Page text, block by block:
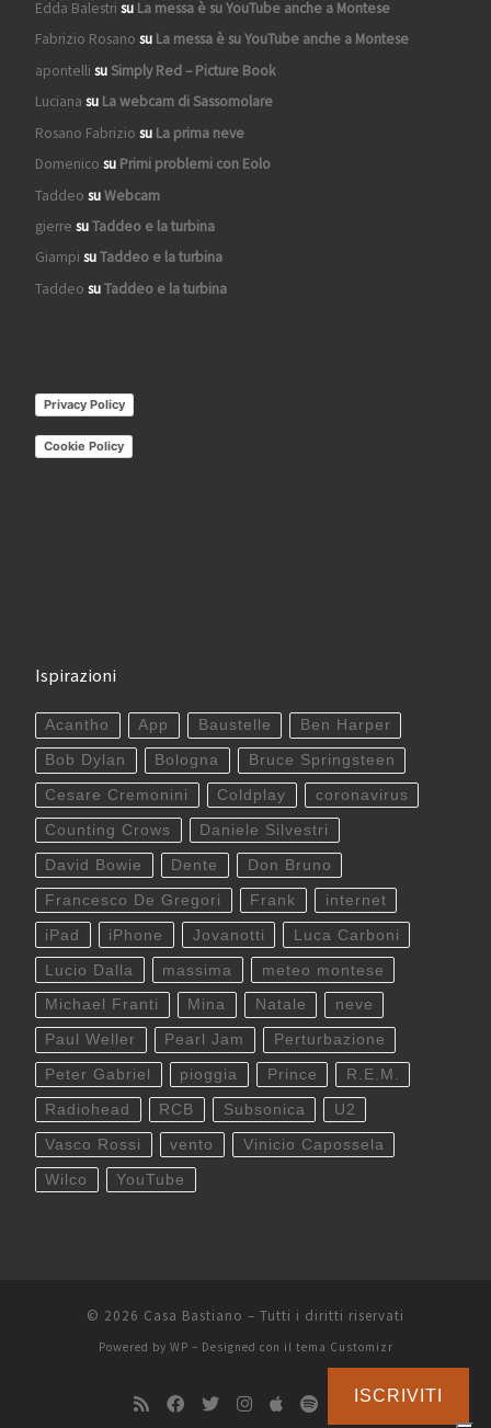
Edda Balestri su La messa è su YouTube anche a Montese
Fabrizio Rosano su La messa è su YouTube anche a Montese
apontelli suSimply Red – Picture Book
Luciana su La webcam di Sassomolare
Rosano Fabrizio su La prima neve
Domenico su Primi problemi con Eolo
Taddeo suWebcam
gierre suTaddeo e la turbina
Giampi suTaddeo e la turbina
Taddeo suTaddeo e la turbina
Privacy Policy
Cookie Policy
Ispirazioni
Acantho App Baustelle Ben Harper
Bob Dylan Bologna Bruce Springsteen
Cesare Cremonini Coldplay coronavirus
Counting Crows Daniele Silvestri
David Bowie Dente Don Bruno
Francesco De Gregori Frank internet
iPad iPhone Jovanotti Luca Carboni
Lucio Dalla massima meteo montese
Michael Franti Mina Natale neve
Paul Weller Pearl Jam Perturbazione
Peter Gabriel pioggia Prince R.E.M.
Radiohead RCB Subsonica U2
Vasco Rossi vento Vinicio Capossela
Wilco YouTube
© 2026 Casa Bastiano – Tutti i diritti riservati
Powered by WP – Designed con il tema Customizr
ISCRIVITI